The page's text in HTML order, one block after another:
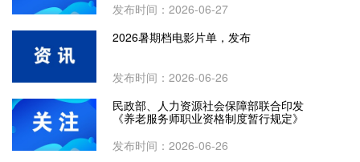
发布时间：2026-06-27
2026暑期档电影片单，发布
发布时间：2026-06-26
民政部、人力资源社会保障部联合印发
《养老服务师职业资格制度暂行规定》
发布时间：2026-06-26